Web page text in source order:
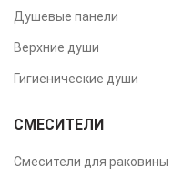
Душевые панели
Верхние души
Гигиенические души
СМЕСИТЕЛИ
Смесители для раковины